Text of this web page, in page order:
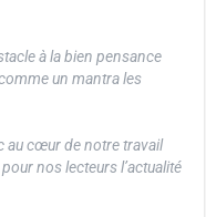
à la bien pensance
un mantra les
au cœur de notre travail
nos lecteurs l’actualité